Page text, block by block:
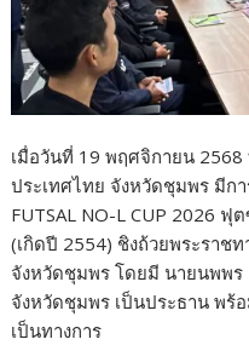
เมื่อวันที่ 19 พฤศจิกายน
ประเทศไทย จังหวัดชุมพร มีก
FUTSAL NO-L CUP 2026 ฟุ
(เกิดปี 2554) ชิงถ้วยพระราช
จังหวัดชุมพร โดยมี นายนพพร
จังหวัดชุมพร เป็นประธาน พร้
เป็นทางการ